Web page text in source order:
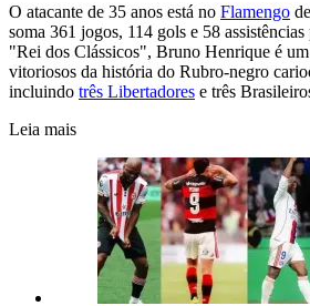
O atacante de 35 anos está no Flamengo
soma 361 jogos, 114 gols e 58
"Rei dos Clássicos", Bruno Henrique é
vitoriosos da história do Rubro-negro
incluindo três Libertadores e três
Leia mais